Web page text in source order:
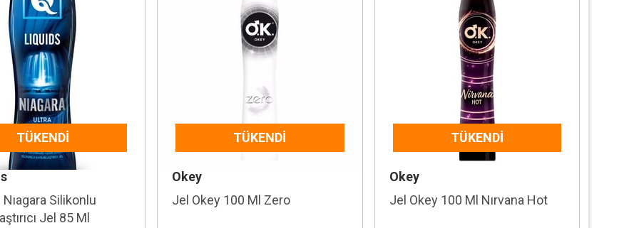
TÜKENDI
Silikonlu
Jel 85 Ml
TÜKENDI
Okey
Jel Okey 100 Ml Zero
TÜKENDI
Okey
Jel Okey 100 Ml Nırvana Hot